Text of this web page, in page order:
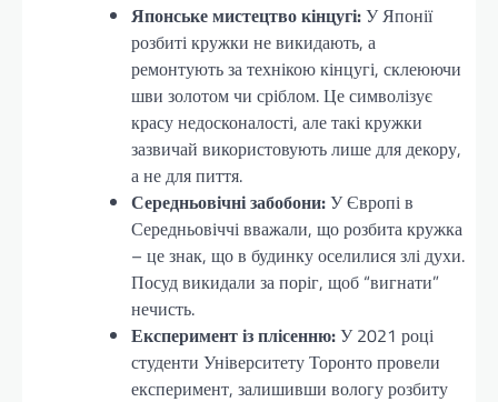
Японське мистецтво кінцугі:У Японії
розбиті кружки не викидають, а
ремонтують за технікою кінцугі, склеюючи
шви золотом чи сріблом. Це символізує
красу недосконалості, але такі кружки
зазвичай використовують лише для декору,
а не для пиття.
Середньовічні забобони:У Європі в
Середньовіччі вважали, що розбита кружка
– це знак, що в будинку оселилися злі духи.
Посуд викидали за поріг, щоб “вигнати”
нечисть.
Експеримент із плісенню:У 2021 році
студенти Університету Торонто провели
експеримент, залишивши вологу розбиту